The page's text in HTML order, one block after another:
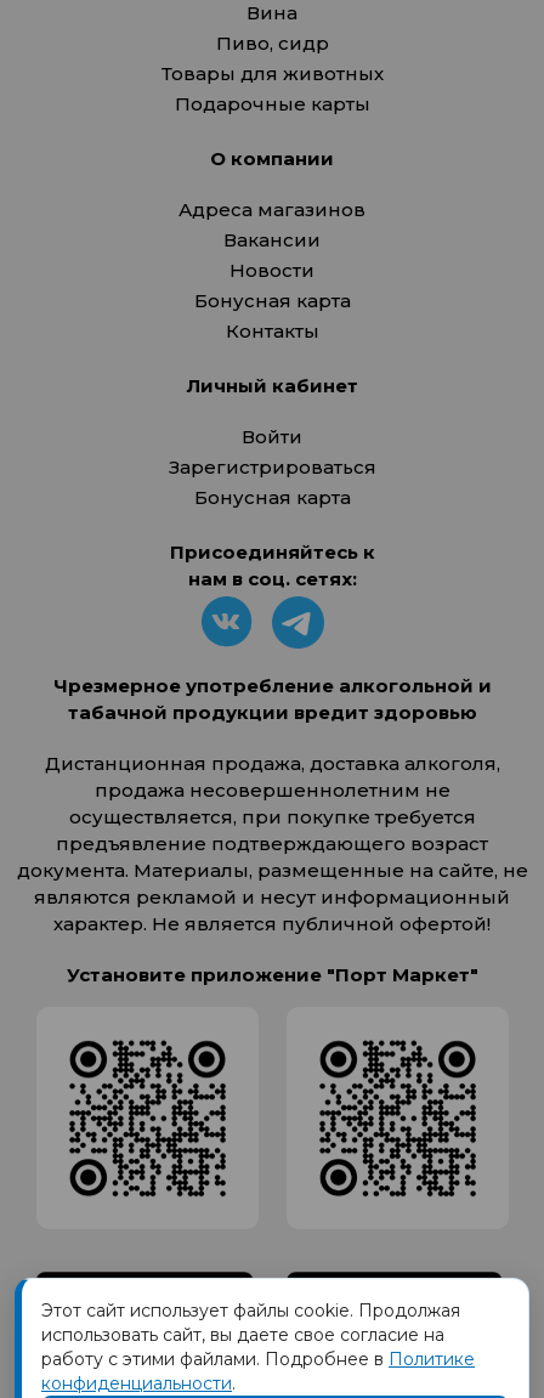
Вина
Пиво, сидр
Товары для животных
Подарочные карты
О компании
Адреса магазинов
Вакансии
Новости
Бонусная карта
Контакты
Личный кабинет
Войти
Зарегистрироваться
Бонусная карта
Присоединяйтесь к
нам в соц. сетях:
Чрезмерное употребление алкогольной и
табачной продукции вредит здоровью
Дистанционная продажа, доставка алкоголя,
продажа несовершеннолетним не
осуществляется, при покупке требуется
предъявление подтверждающего возраст
документа. Материалы, размещенные на сайте, не
являются рекламой и несут информационный
характер. Не является публичной офертой!
Установите приложение "Порт Маркет"
Товарный знак ПОРТ принадлежит Обществу с Ограниченной
Этот сайт использует файлы cookie. Продолжая
использовать сайт, вы даете свое согласие на
работу с этими файлами. Подробнее в Политике
конфиденциальности.